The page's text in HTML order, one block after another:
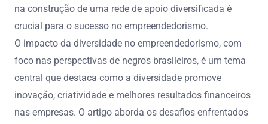
na construção de uma rede de apoio diversificada é
crucial para o sucesso no empreendedorismo.
O impacto da diversidade no empreendedorismo, com
foco nas perspectivas de negros brasileiros, é um tema
central que destaca como a diversidade promove
inovação, criatividade e melhores resultados financeiros
nas empresas. O artigo aborda os desafios enfrentados